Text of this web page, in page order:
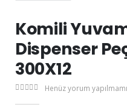
Komili
Dispenser
300X12
Henüz yorum